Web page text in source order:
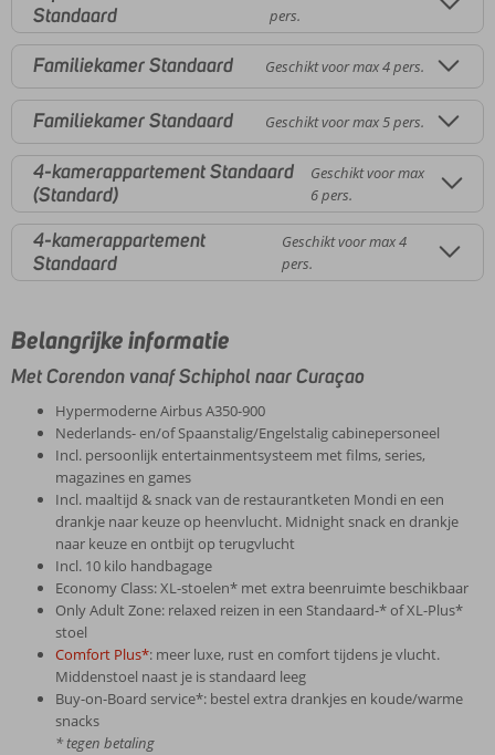
Standaard
pers.
Familiekamer Standaard Geschikt voor max 4 pers.
Familiekamer Standaard Geschikt voor max 5 pers.
4-kamerappartement Standaard
(Standard)
Geschikt voor max
6 pers.
4-kamerappartement
Standaard
Geschikt voor max 4
pers.
Belangrijke informatie
Met Corendon vanaf Schiphol naar Curaçao
Hypermoderne Airbus A350-900
Nederlands- en/of Spaanstalig/Engelstalig cabinepersoneel
Incl. persoonlijk entertainmentsysteem met films, series,
magazines en games
Incl. maaltijd & snack van de restaurantketen Mondi en een
drankje naar keuze op heenvlucht. Midnight snack en drankje
naar keuze en ontbijt op terugvlucht
Incl. 10 kilo handbagage
Economy Class: XL-stoelen* met extra beenruimte beschikbaar
Only Adult Zone: relaxed reizen in een Standaard-* of XL-Plus*
stoel
Comfort Plus*: meer luxe, rust en comfort tijdens je vlucht.
Middenstoel naast je is standaard leeg
Buy-on-Board service*: bestel extra drankjes en koude/warme
snacks
* tegen betaling